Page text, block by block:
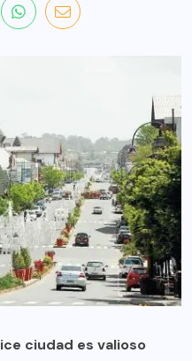
ciudad es valioso